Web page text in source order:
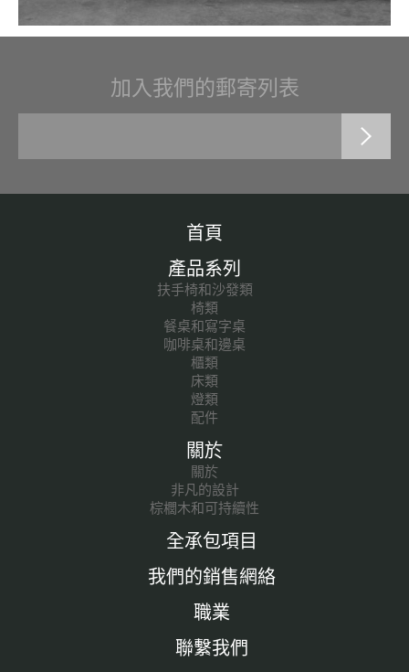
加入我們的郵寄列表
首頁
產品系列
扶手椅和沙發類
椅類
餐桌和寫字桌
咖啡桌和邊桌
櫃類
床類
燈類
配件
關於
關於
非凡的設計
棕櫚木和可持續性
全承包項目
我們的銷售網絡
職業
聯繫我們